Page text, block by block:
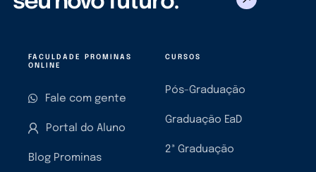
FACULDADE PROMINAS
ONLINE
Fale com gente
Portal do Aluno
Blog Prominas
CURSOS
Pós-Graduação
Graduação EaD
2ª Graduação